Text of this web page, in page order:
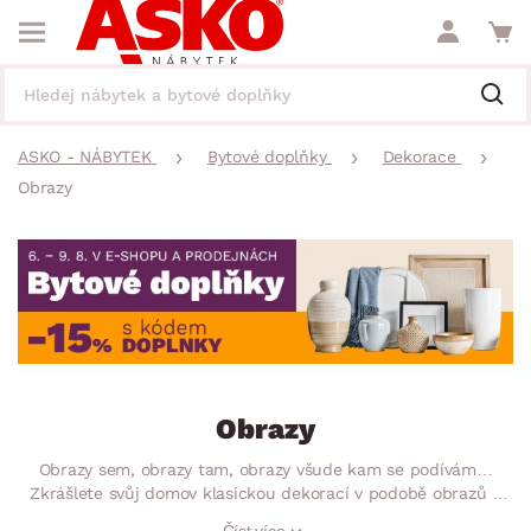
ASKO - NÁBYTEK Bytové doplňky
Dekorace
Obrazy
Obrazy
Obrazy sem, obrazy tam, obrazy všude kam se podívám…
Zkrášlete svůj domov klasickou dekorací v podobě obrazů a